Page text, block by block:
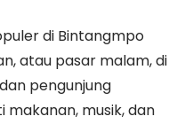
di Bintangmpo
atau pasar malam, di
pengunjung
musik, dan